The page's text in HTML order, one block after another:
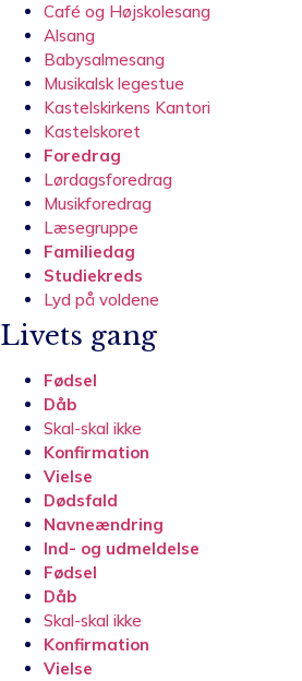
Café og Højskolesang
Alsang
Babysalmesang
Musikalsk legestue
Kastelskirkens Kantori
Kastelskoret
Foredrag
Lørdagsforedrag
Musikforedrag
Læsegruppe
Familiedag
Studiekreds
Lyd på voldene
Livets gang
Fødsel
Dåb
Skal-skal ikke
Konfirmation
Vielse
Dødsfald
Navneændring
Ind- og udmeldelse
Fødsel
Dåb
Skal-skal ikke
Konfirmation
Vielse